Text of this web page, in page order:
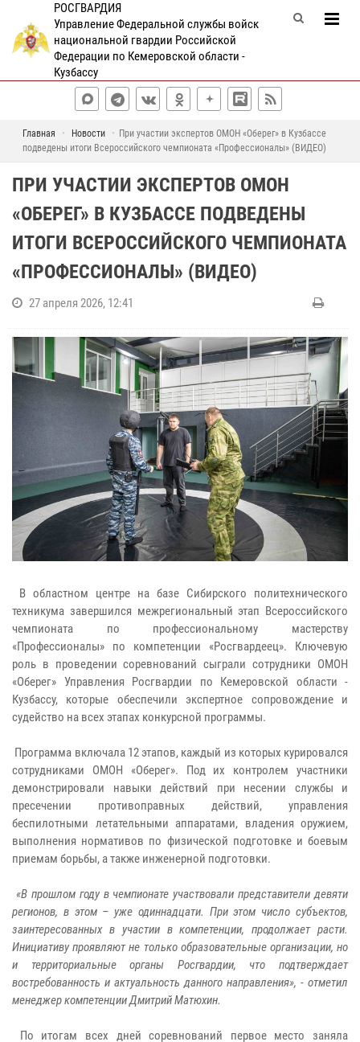
РОСГВАРДИЯ
Управление Федеральной службы войск
национальной гвардии Российской
Федерации по Кемеровской области -
Кузбассу
Главная Новости
При участии экспертов ОМОН «Оберег» в Кузбассе
подведены итоги Всероссийского чемпионата «Профессионалы» (ВИДЕО)
ПРИ УЧАСТИИ ЭКСПЕРТОВ ОМОН
«ОБЕРЕГ» В КУЗБАССЕ ПОДВЕДЕНЫ
ИТОГИ ВСЕРОССИЙСКОГО ЧЕМПИОНАТА
«ПРОФЕССИОНАЛЫ» (ВИДЕО)
27 апреля 2026, 12:41
В областном центре на базе Сибирского политехнического
техникума завершился межрегиональный этап Всероссийского
чемпионата по профессиональному мастерству
«Профессионалы» по компетенции «Росгвардеец». Ключевую
роль в проведении соревнований сыграли сотрудники ОМОН
«Оберег» Управления Росгвардии по Кемеровской области -
Кузбассу, которые обеспечили экспертное сопровождение и
судейство на всех этапах конкурсной программы.
Программа включала 12 этапов, каждый из которых курировался
сотрудниками ОМОН «Оберег». Под их контролем участники
демонстрировали навыки действий при несении службы и
пресечении противоправных действий, управления
беспилотными летательными аппаратами, владения оружием,
выполнения нормативов по физической подготовке и боевым
приемам борьбы, а также инженерной подготовки.
«В прошлом году в чемпионате участвовали представители девяти
регионов, в этом – уже одиннадцати. При этом число субъектов,
заинтересованных в участии в компетенции, продолжает расти.
Инициативу проявляют не только образовательные организации, но
и территориальные органы Росгвардии, что подтверждает
востребованность и актуальность данного направления», - отметил
менеджер компетенции Дмитрий Матюхин.
По итогам всех дней соревнований первое место заняла